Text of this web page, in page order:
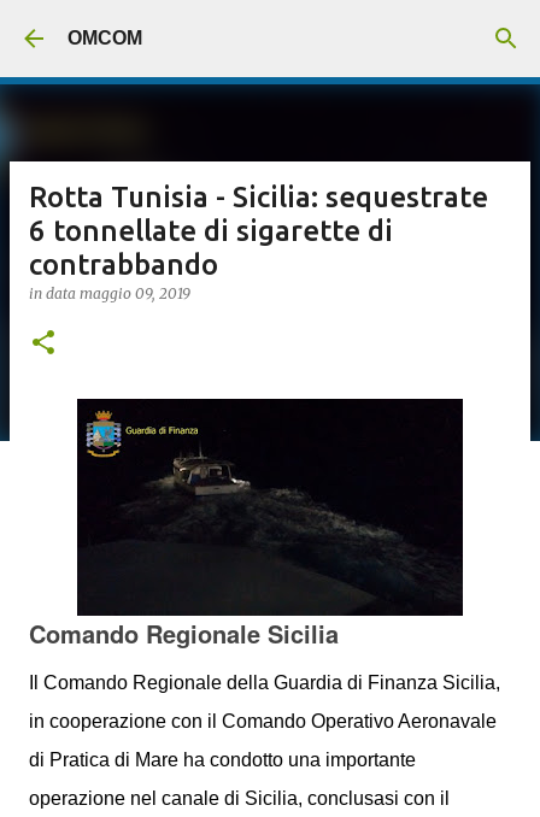
OMCOM
Rotta Tunisia - Sicilia: sequestrate
6 tonnellate di sigarette di
contrabbando
in data maggio 09, 2019
Comando Regionale Sicilia
Il Comando Regionale della Guardia di Finanza Sicilia,
in cooperazione con il Comando Operativo Aeronavale
di Pratica di Mare ha condotto una importante
operazione nel canale di Sicilia, conclusasi con il